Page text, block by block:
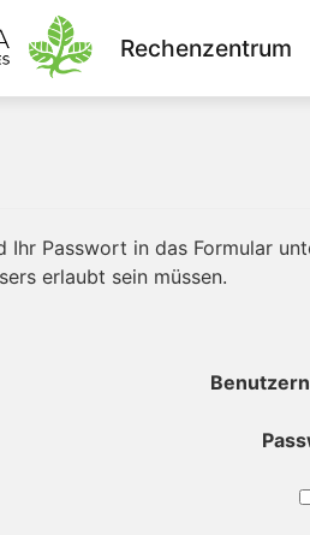
Rechenzentrum
Ihr Passwort in das Formular
erlaubt sein müssen.